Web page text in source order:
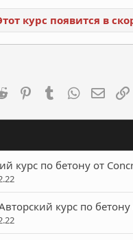
курс появится в
Reddit PinterestTumblr WhatsApp
курс по бетону от
курс по